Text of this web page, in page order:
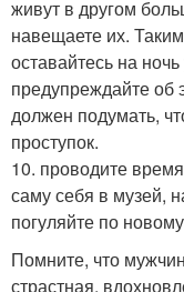
живут в другом
навещаете их.
оставайтесь на
предупреждайте об
должен подумать,
проступок.
10. проводите
саму себя в музей,
погуляйте по
Помните, что
страстная,